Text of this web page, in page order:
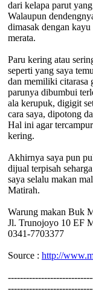
dari kelapa parut
Walaupun
dimasak dengan
merata.
Paru kering atau
seperti yang saya
dan memiliki citarasa
parunya dibumbui
ala kerupuk, digigit
cara saya, dipotong
Hal ini agar
kering.
Akhirnya saya pun
dijual terpisah
saya selalu makan
Matirah.
Warung makan Buk
Jl. Trunojoyo 10 EF
0341-7703377
Source : http://